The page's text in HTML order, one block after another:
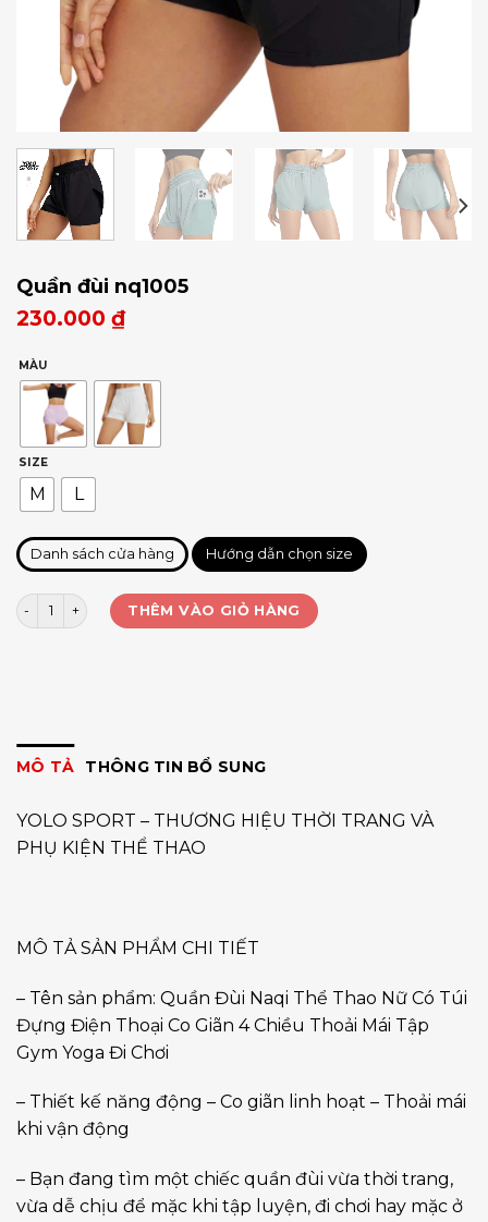
Quần đùi nq1005
230.000 ₫
MÀU
SIZE
M L
Danh sách cửa hàng Hướng dẫn chọn size
Quần đùi nq1005 số lượngTHÊM VÀO GIỎ HÀNG
MÔ TẢ THÔNG TIN BỔ SUNG
YOLO SPORT – THƯƠNG HIỆU THỜI TRANG VÀ
PHỤ KIỆN THỂ THAO
MÔ TẢ SẢN PHẨM CHI TIẾT
– Tên sản phẩm: Quần Đùi Naqi Thể Thao Nữ Có Túi
Đựng Điện Thoại Co Giãn 4 Chiều Thoải Mái Tập
Gym Yoga Đi Chơi
– Thiết kế năng động – Co giãn linh hoạt – Thoải mái
khi vận động
– Bạn đang tìm một chiếc quần đùi vừa thời trang,
vừa dễ chịu để mặc khi tập luyện, đi chơi hay mặc ở